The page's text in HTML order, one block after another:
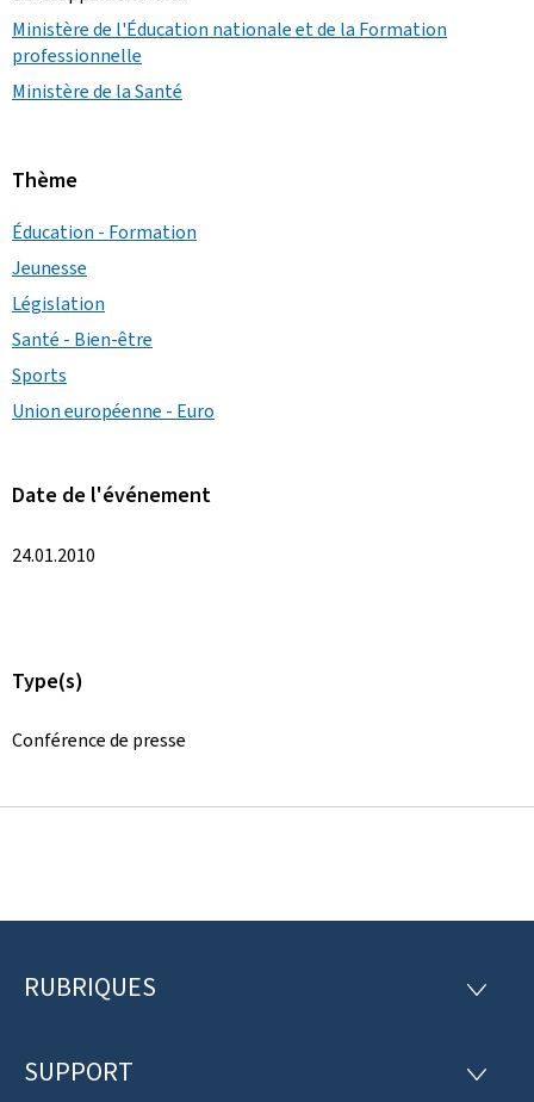
Ministère de l'Éducation nationale et de la Formation
professionnelle
Ministère de la Santé
Thème
Éducation - Formation
Jeunesse
Législation
Santé - Bien-être
Sports
Union européenne - Euro
Date de l'événement
24.01.2010
Type(s)
Conférence de presse
P
e
RUBRIQUES
R
R
SUPPORT
S